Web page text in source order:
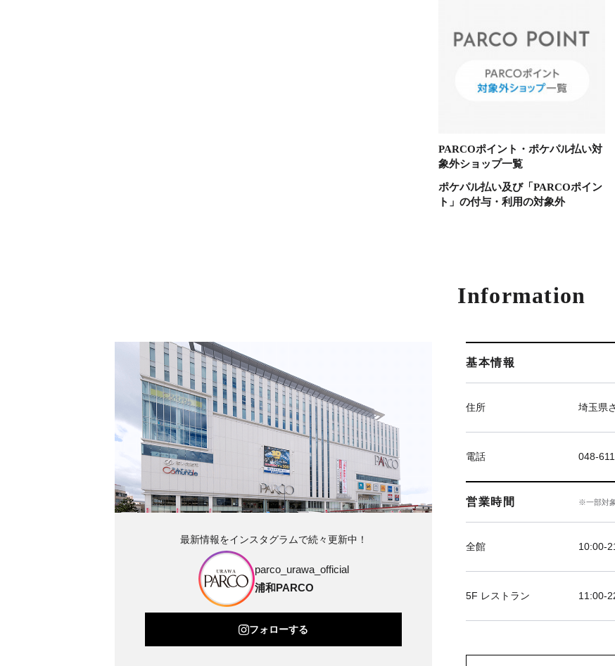
PARCOポイント・ポケパル払い対
象外ショップ一覧
ポケパル払い及び「PARCOポイン
ト」の付与・利用の対象外
Information
基本情報
住所 埼玉県
電話 048-
営業時間 ※一部対
全館
5F レストラン 11:00-
最新情報をインスタグラムで続々更新中！
parco_urawa_official
浦和PARCO
フォローする